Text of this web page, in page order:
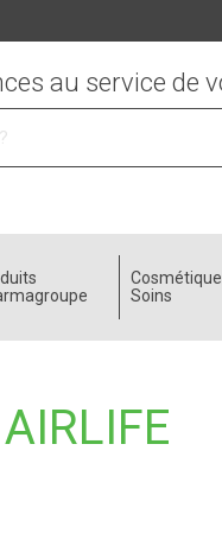
au service de
Soins
AIRLIFE